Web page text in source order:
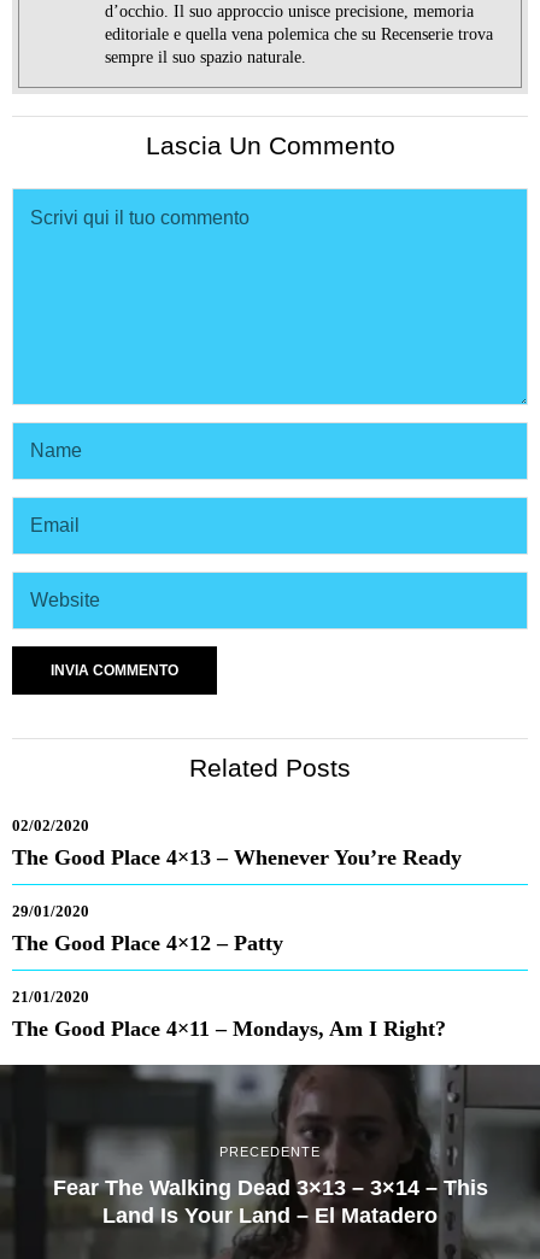
d’occhio. Il suo approccio unisce precisione, memoria
editoriale e quella vena polemica che su Recenserie trova
sempre il suo spazio naturale.
Lascia Un Commento
Related Posts
02/02/2020
The Good Place 4×13 – Whenever You’re Ready
29/01/2020
The Good Place 4×12 – Patty
21/01/2020
The Good Place 4×11 – Mondays, Am I Right?
PRECEDENTE
Fear The Walking Dead 3×13 – 3×14 – This
Land Is Your Land – El Matadero